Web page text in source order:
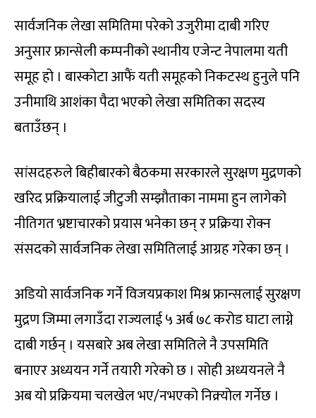
सार्वजनिक लेखा समितिमा परेको उजुरीमा दाबी गरिए
अनुसार फ्रान्सेली कम्पनीको स्थानीय एजेन्ट नेपालमा यती
समूह हो । बास्कोटा आफैं यती समूहको निकटस्थ हुनुले पनि
उनीमाथि आशंका पैदा भएको लेखा समितिका सदस्य
बताउँछन् ।
सांसदहरुले बिहीबारको बैठकमा सरकारले सुरक्षण मुद्रणको
खरिद प्रक्रियालाई जीटुजी सम्झौताका नाममा हुन लागेको
नीतिगत भ्रष्टाचारको प्रयास भनेका छन् र प्रक्रिया रोक्न
संसदको सार्वजनिक लेखा समितिलाई आग्रह गरेका छन् ।
अडियो सार्वजनिक गर्ने विजयप्रकाश मिश्र फ्रान्सलाई सुरक्षण
मुद्रण जिम्मा लगाउँदा राज्यलाई ५ अर्ब ७८ करोड घाटा लाग्ने
दाबी गर्छन् । यसबारे अब लेखा समितिले नै उपसमिति
बनाएर अध्ययन गर्ने तयारी गरेको छ । सोही अध्ययनले नै
अब यो प्रक्रियमा चलखेल भए/नभएको निक्र्योल गर्नेछ ।